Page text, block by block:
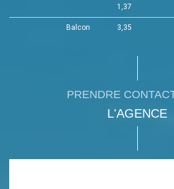
1,37
Balcon
3,35
PRENDRE
L'AGENCE